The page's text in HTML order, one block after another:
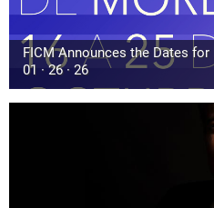
FICM Announces the Dates
01 · 26 · 26